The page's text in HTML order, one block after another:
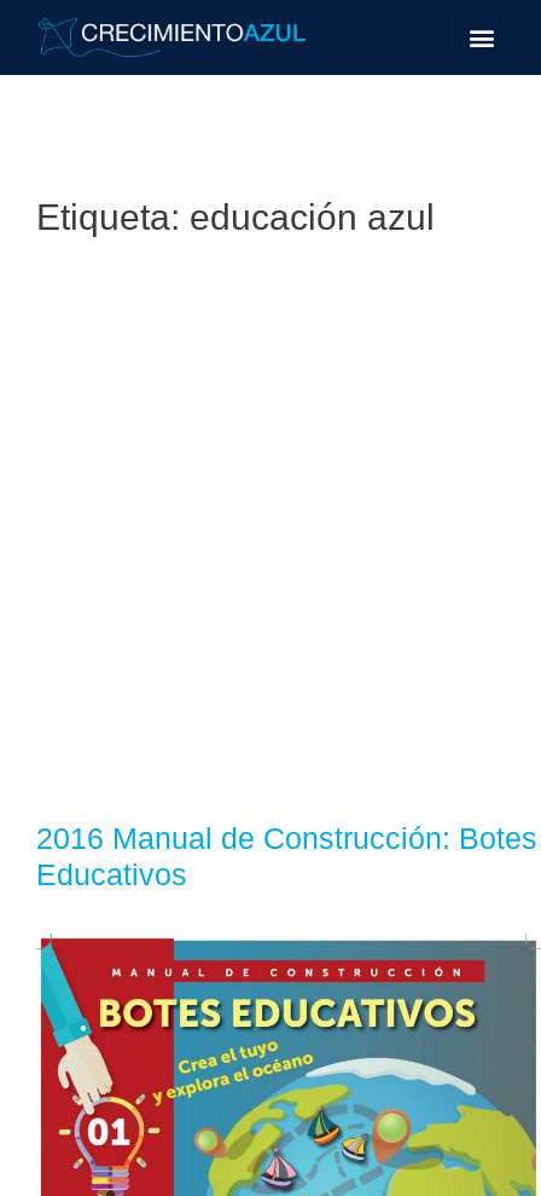
Etiqueta: educación azul
2016 Manual de Construcción: Botes
Educativos